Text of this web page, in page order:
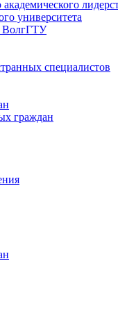
академического
университета
ВолгГТУ
специалистов
граждан